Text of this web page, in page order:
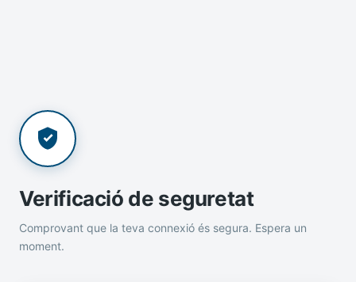
Verificació de seguretat
Comprovant que la teva connexió és segura. Espera un
moment.